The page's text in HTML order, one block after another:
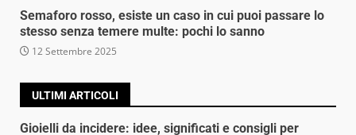
Semaforo rosso, esiste un caso in cui puoi passare lo
stesso senza temere multe: pochi lo sanno
12 Settembre 2025
ULTIMI ARTICOLI
Gioielli da incidere: idee, significati e consigli per